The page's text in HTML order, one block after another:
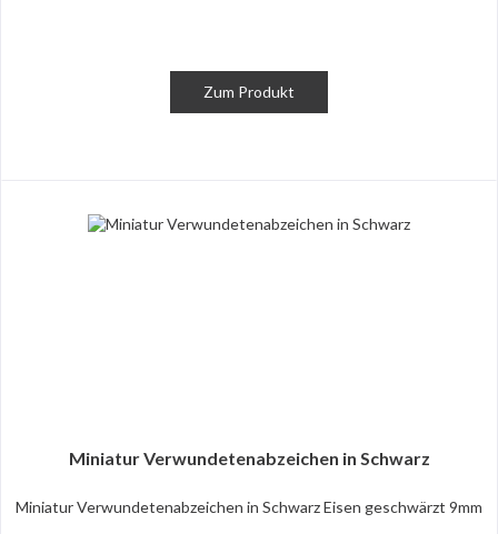
Zum Produkt
Miniatur Verwundetenabzeichen in Schwarz
Miniatur Verwundetenabzeichen in Schwarz Eisen geschwärzt 9mm